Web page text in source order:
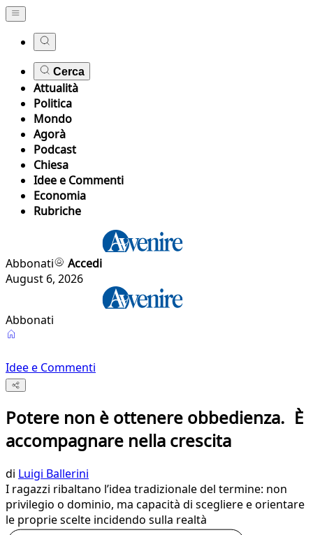
Cerca
Attualità
Politica
Mondo
Agorà
Podcast
Chiesa
Idee e Commenti
Economia
Rubriche
Abbonati
Accedi
August 6, 2026
Abbonati
Idee e Commenti
Potere non è ottenere obbedienza. È
accompagnare nella crescita
di Luigi Ballerini
I ragazzi ribaltano l’idea tradizionale del termine: non
privilegio o dominio, ma capacità di scegliere e orientare
le proprie scelte incidendo sulla realtà